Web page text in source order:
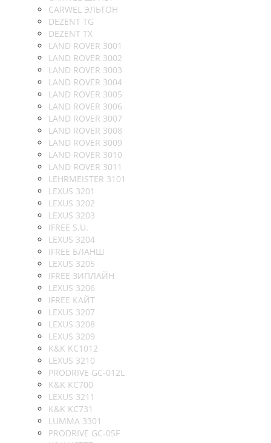
CARWEL ЭЛЬТОН
DEZENT TG
DEZENT TX
LAND ROVER 3001
LAND ROVER 3002
LAND ROVER 3003
LAND ROVER 3004
LAND ROVER 3005
LAND ROVER 3006
LAND ROVER 3007
LAND ROVER 3008
LAND ROVER 3009
LAND ROVER 3010
LAND ROVER 3011
LEHRMEISTER 3101
LEXUS 3201
LEXUS 3202
LEXUS 3203
IFREE S.U.
LEXUS 3204
IFREE БЛАНШ
LEXUS 3205
IFREE ЗИПЛАЙН
LEXUS 3206
IFREE КАЙТ
LEXUS 3207
LEXUS 3208
LEXUS 3209
K&K KC1012
LEXUS 3210
PRODRIVE GC-012L
K&K KC700
LEXUS 3211
K&K KC731
LUMMA 3301
PRODRIVE GC-05F